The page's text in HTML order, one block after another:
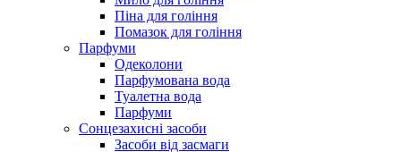
Піна для гоління
Помазок для гоління
Парфуми
Одеколони
Парфумована вода
Туалетна вода
Парфуми
Сонцезахисні засоби
Засоби від засмаги